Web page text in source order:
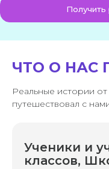
Получить
ЧТО О НАС
Реальные истории от
путешествовал с
Ученики и
классов,
Или свяжитесь с
согласие на
персональных
Написать в